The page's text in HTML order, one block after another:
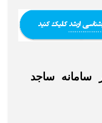
سامانه ساجد